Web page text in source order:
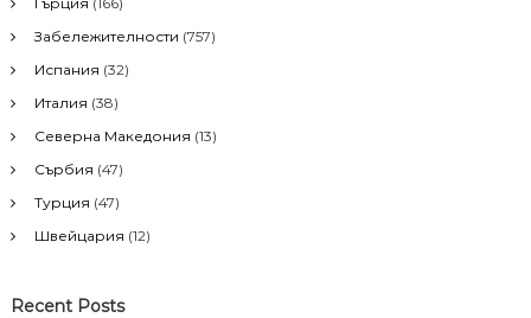
Забележителности (757)
Испания (32)
Италия (38)
Северна Македония (13)
Сърбия (47)
Турция (47)
Швейцария (12)
Recent Posts